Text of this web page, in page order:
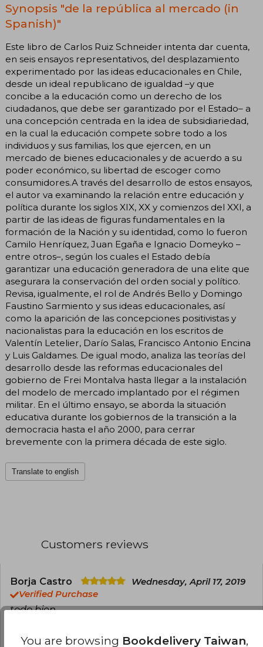
Synopsis "de la república al mercado (in
Spanish)"
Este libro de Carlos Ruiz Schneider intenta dar cuenta,
en seis ensayos representativos, del desplazamiento
experimentado por las ideas educacionales en Chile,
desde un ideal republicano de igualdad –y que
concibe a la educación como un derecho de los
ciudadanos, que debe ser garantizado por el Estado– a
una concepción centrada en la idea de subsidiariedad,
en la cual la educación compete sobre todo a los
individuos y sus familias, los que ejercen, en un
mercado de bienes educacionales y de acuerdo a su
poder económico, su libertad de escoger como
consumidores.A través del desarrollo de estos ensayos,
el autor va examinando la relación entre educación y
política durante los siglos XIX, XX y comienzos del XXI, a
partir de las ideas de figuras fundamentales en la
formación de la Nación y su identidad, como lo fueron
Camilo Henríquez, Juan Egaña e Ignacio Domeyko –
entre otros–, según los cuales el Estado debía
garantizar una educación generadora de una elite que
asegurara la conservación del orden social y político.
Revisa, igualmente, el rol de Andrés Bello y Domingo
Faustino Sarmiento y sus ideas educacionales, así
como la aparición de las concepciones positivistas y
nacionalistas para la educación en los escritos de
Valentín Letelier, Darío Salas, Francisco Antonio Encina
y Luis Galdames. De igual modo, analiza las teorías del
desarrollo desde las reformas educacionales del
gobierno de Frei Montalva hasta llegar a la instalación
del modelo de mercado implantado por el régimen
militar. En el último ensayo, se aborda la situación
educativa durante los gobiernos de la transición a la
democracia hasta el año 2000, para cerrar
brevemente con la primera década de este siglo.
Translate to english
Customers reviews
Borja Castro
Wednesday, April 17, 2019
Verified Purchase
todo bien
You are browsing Bookdelivery Taiwan,